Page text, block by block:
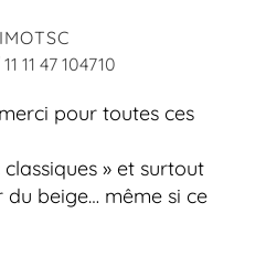
11 47 104710
pour toutes ces
» et surtout
du beige… même si ce